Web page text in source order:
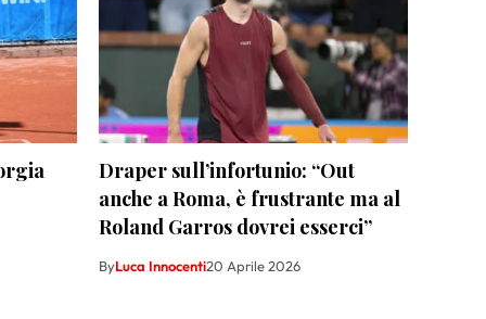
Draper sull’infortunio: “Out
anche a Roma, è frustrante ma al
Roland Garros dovrei esserci”
ByLuca Innocenti20 Aprile 2026